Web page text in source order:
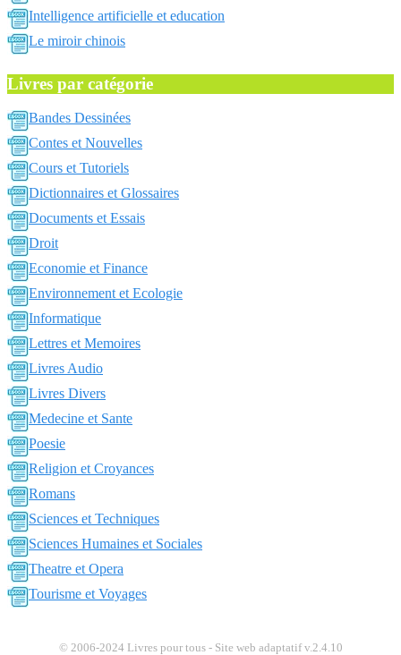
Intelligence artificielle et education
Le miroir chinois
Livres par catégorie
Bandes Dessinées
Contes et Nouvelles
Cours et Tutoriels
Dictionnaires et Glossaires
Documents et Essais
Droit
Economie et Finance
Environnement et Ecologie
Informatique
Lettres et Memoires
Livres Audio
Livres Divers
Medecine et Sante
Poesie
Religion et Croyances
Romans
Sciences et Techniques
Sciences Humaines et Sociales
Theatre et Opera
Tourisme et Voyages
© 2006-2024 Livres pour tous - Site web adaptatif v.2.4.10